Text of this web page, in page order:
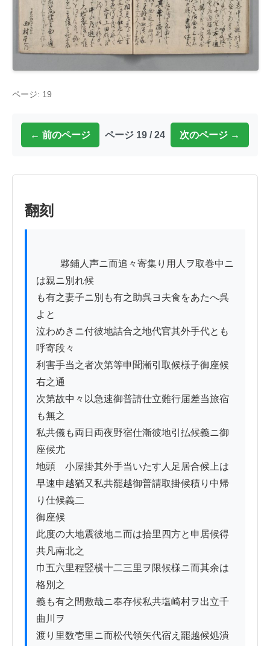
ページ: 19
← 前のページ ページ 19 / 24 次のページ →
翻刻
は親ニ別れ候
も有之妻子ニ別も有之助呉ヨ夫食をあたへ呉
よと
泣わめきニ付彼地詰合之地代官其外手代とも
呼寄段々
利害手当之者次第等申聞漸引取候様子御座候
右之通
次第故中々以急速御普請仕立難行届差当旅宿
も無之
私共儀も両日両夜野宿仕漸彼地引払候義ニ御
座候尤
地頭ゟ小屋掛其外手当いたす人足居合候上は
早速申越猶又私共罷越御普請取掛候積り中帰
り仕候義二
御座候
此度の大地震彼地ニ而は拾里四方と申居候得
共凡南北之
巾五六里程竪横十二三里ヲ限候様ニ而其余は
格別之
義も有之間敷哉ニ奉存候私共塩崎村ヲ出立千
曲川ヲ
渡り里数壱里ニ而松代領矢代宿え罷越候処潰